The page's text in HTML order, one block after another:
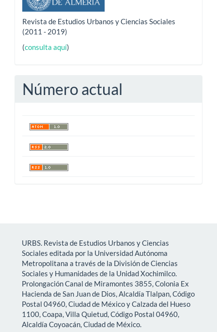
Revista de Estudios Urbanos y Ciencias Sociales
(2011 - 2019)
(consulta aquí)
Número actual
URBS. Revista de Estudios Urbanos y Ciencias
Sociales editada por la Universidad Autónoma
Metropolitana a través de la División de Ciencias
Sociales y Humanidades de la Unidad Xochimilco.
Prolongación Canal de Miramontes 3855, Colonia Ex
Hacienda de San Juan de Dios, Alcaldía Tlalpan, Código
Postal 04960, Ciudad de México y Calzada del Hueso
1100, Coapa, Villa Quietud, Código Postal 04960,
Alcaldía Coyoacán, Ciudad de México.